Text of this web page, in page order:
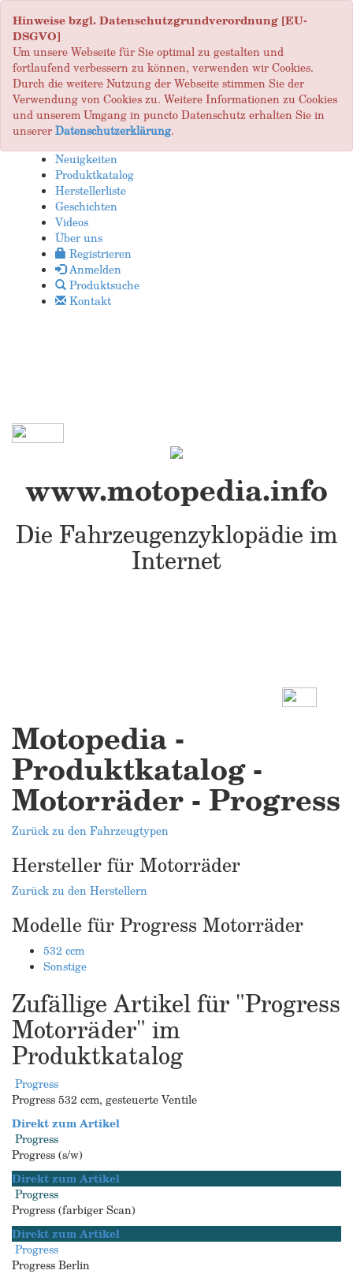
Hinweise bzgl. Datenschutzgrundverordnung [EU-
DSGVO]
Um unsere Webseite für Sie optimal zu gestalten und
fortlaufend verbessern zu können, verwenden wir Cookies.
Durch die weitere Nutzung der Webseite stimmen Sie der
Verwendung von Cookies zu. Weitere Informationen zu Cookies
und unserem Umgang in puncto Datenschutz erhalten Sie in
unsererDatenschutzerklärung.
Neuigkeiten
Produktkatalog
Herstellerliste
Geschichten
Videos
Über uns
Registrieren
Anmelden
Produktsuche
Kontakt
www.motopedia.info
Die Fahrzeugenzyklopädie im
Internet
Motopedia -
Produktkatalog -
Motorräder - Progress
Zurück zu den Fahrzeugtypen
Hersteller für Motorräder
Zurück zu den Herstellern
Modelle für Progress Motorräder
532 ccm
Sonstige
Zufällige Artikel für "Progress
Motorräder" im
Produktkatalog
Progress
Progress 532 ccm, gesteuerte Ventile
Direkt zum Artikel
Progress
Progress (s/w)
Direkt zum Artikel
Progress
Progress (farbiger Scan)
Direkt zum Artikel
Progress
Progress Berlin